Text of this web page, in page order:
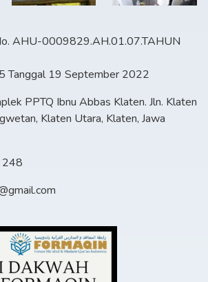
AHU-0009829.AH.01.07.TAHUN
Tanggal 19 September 2022
PPTQ Ibnu Abbas Klaten. Jln. Klaten
Klaten Utara, Klaten, Jawa